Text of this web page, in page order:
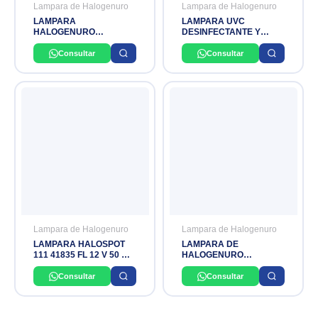
Lampara de Halogenuro
LAMPARA
HALOGENURO
METALICO OVOIDE
MASTER HPI PLUS
400W/645 E40 PHILIPS
Consultar
Lampara de Halogenuro
LAMPARA UVC
DESINFECTANTE Y
GERMICIDA DE 38W
LIBRE DE OZONO
C/CONTROL REMOTO Y
BOMBILLA PLL AC110V-
220V OSLER
Consultar
Lampara de Halogenuro
LAMPARA HALOSPOT
111 41835 FL 12 V 50 W
24D ALU G53
Consultar
Lampara de Halogenuro
LAMPARA DE
HALOGENURO
METALICO 400W E-40
5000K TEC LIGH TING
Consultar